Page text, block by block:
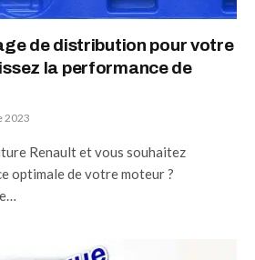
de distribution pour votre
la performance de
2023
Renault et vous souhaitez
optimale de votre moteur ?